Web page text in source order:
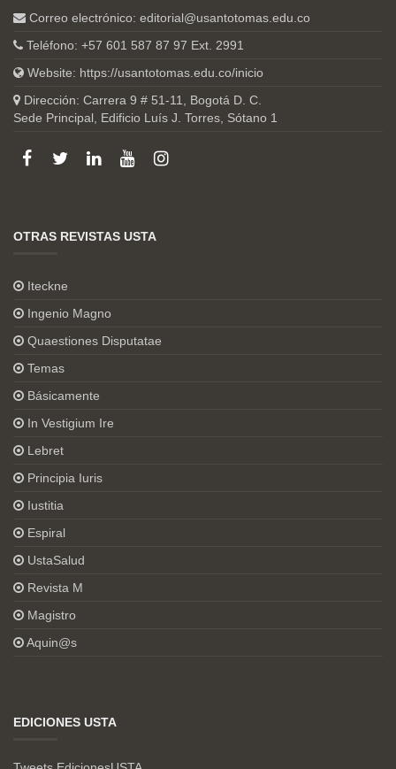
Correo electrónico: editorial@usantotomas.edu.co
Teléfono: +57 601 587 87 97 Ext. 2991
Website: https://usantotomas.edu.co/inicio
Dirección: Carrera 9 # 51-11, Bogotá D. C.
Sede Principal, Edificio Luís J. Torres, Sótano 1
OTRAS REVISTAS USTA
Iteckne
Ingenio Magno
Quaestiones Disputatae
Temas
Básicamente
In Vestigium Ire
Lebret
Principia Iuris
Iustitia
Espiral
UstaSalud
Revista M
Magistro
Aquin@s
EDICIONES USTA